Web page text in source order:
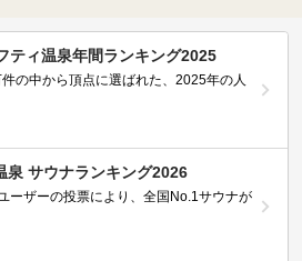
ティ温泉年間ランキング2025
の中から頂点に選ばれた、2025年の人
泉 サウナランキング2026
ーザーの投票により、全国No.1サウナが